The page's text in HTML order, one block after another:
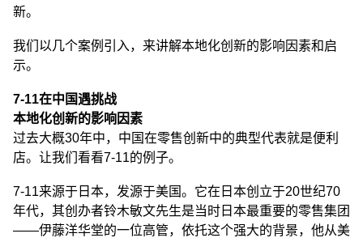
新。
我们以几个案例引入，来讲解本地化创新的影响因素和启
示。
7-11在中国遇挑战
本地化创新的影响因素
过去大概30年中，中国在零售创新中的典型代表就是便利
店。让我们看看7-11的例子。
7-11来源于日本，发源于美国。它在日本创立于20世纪70
年代，其创办者铃木敏文先生是当时日本最重要的零售集团
——伊藤洋华堂的一位高管，依托这个强大的背景，他从美